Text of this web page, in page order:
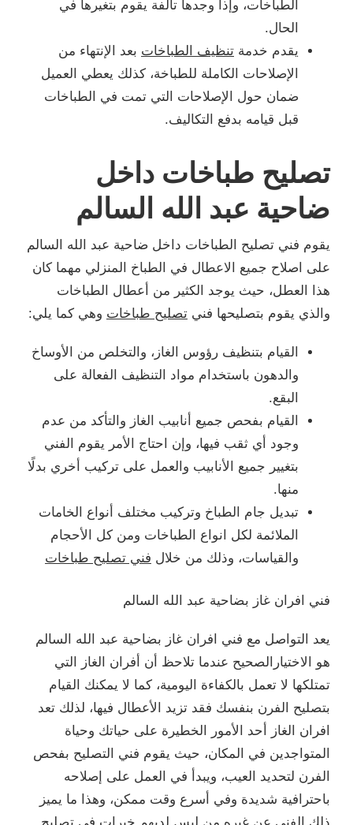
الطباخات، وإذا وجدها تالفة يقوم بتغيرها في
الحال.
يقدم خدمة تنظيف الطباخات بعد الإنتهاء من
الإصلاحات الكاملة للطباخة، كذلك يعطي العميل
ضمان حول الإصلاحات التي تمت في الطباخات
قبل قيامه بدفع التكاليف.
تصليح طباخات داخل
ضاحية عبد الله السالم
يقوم فني تصليح الطباخات داخل ضاحية عبد الله السالم
على اصلاح جميع الاعطال في الطباخ المنزلي مهما كان
هذا العطل، حيث يوجد الكثير من أعطال الطباخات
والذي يقوم بتصليحها فني تصليح طباخات وهي كما يلي:
القيام بتنظيف رؤوس الغاز، والتخلص من الأوساخ
والدهون باستخدام مواد التنظيف الفعالة على
البقع.
القيام بفحص جميع أنابيب الغاز والتأكد من عدم
وجود أي ثقب فيها، وإن احتاج الأمر يقوم الفني
بتغيير جميع الأنابيب والعمل على تركيب أخري بدلًا
منها.
تبديل جام الطباخ وتركيب مختلف أنواع الخامات
الملائمة لكل انواع الطباخات ومن كل الأحجام
والقياسات، وذلك من خلال فني تصليح طباخات
فني افران غاز بضاحية عبد الله السالم
يعد التواصل مع فني افران غاز بضاحية عبد الله السالم
هو الاختيارالصحيح عندما تلاحظ أن أفران الغاز التي
تمتلكها لا تعمل بالكفاءة اليومية، كما لا يمكنك القيام
بتصليح الفرن بنفسك فقد تزيد الأعطال فيها، لذلك تعد
افران الغاز أحد الأمور الخطيرة على حياتك وحياة
المتواجدين في المكان، حيث يقوم فني التصليح بفحص
الفرن لتحديد العيب، ويبدأ في العمل على إصلاحه
باحترافية شديدة وفي أسرع وقت ممكن، وهذا ما يميز